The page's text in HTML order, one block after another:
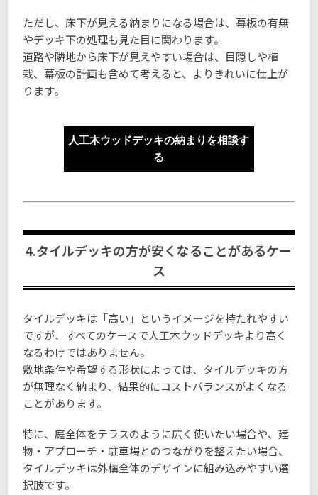
ただし、床下が見える納まりになる場合は、幕板の有無
やデッキ下の処理も見た目に関わります。
道路や隣地から床下が見えやすい場合は、目隠しや植
栽、幕板の計画も含めて考えると、よりきれいに仕上が
ります。
人工木ウッドデッキの納まりを相談す
る
4.タイルデッキの方が安くなることがあるケー
ス
タイルデッキは「高い」というイメージを持たれやすい
ですが、すべてのケースで人工木ウッドデッキより高く
なるわけではありません。
敷地条件や希望する形状によっては、タイルデッキの方
が無理なく納まり、結果的にコストバランスがよくなる
ことがあります。
特に、庭全体をテラスのように広く使いたい場合や、建
物・アプローチ・駐車場とのつながりを整えたい場合、
タイルデッキは外構全体のデザインに組み込みやすい選
択肢です。